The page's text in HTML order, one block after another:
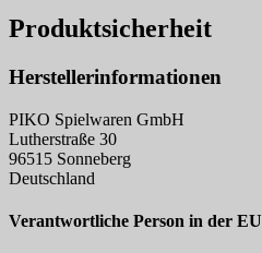
Produktsicherheit
Herstellerinformationen
PIKO Spielwaren GmbH
Lutherstraße 30
96515 Sonneberg
Deutschland
Verantwortliche Person in der EU